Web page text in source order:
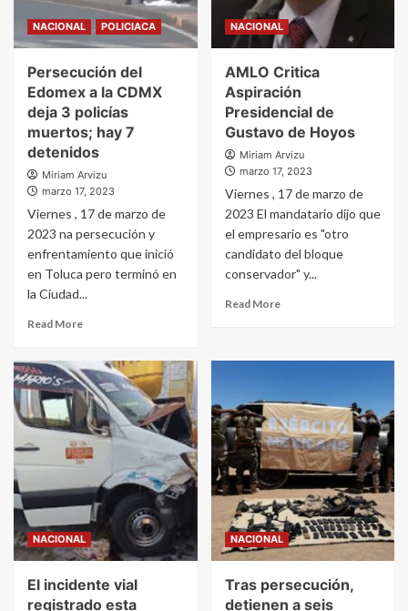
NACIONAL POLICIACA
Persecución del
Edomex a la CDMX
deja 3 policías
muertos; hay 7
detenidos
Miriam Arvizu
marzo 17, 2023
Viernes , 17 de marzo de
2023 na persecución y
enfrentamiento que inició
en Toluca pero terminó en
la Ciudad...
Read More
NACIONAL
AMLO Critica
Aspiración
Presidencial de
Gustavo de Hoyos
Miriam Arvizu
marzo 17, 2023
Viernes , 17 de marzo de
2023 El mandatario dijo que
el empresario es "otro
candidato del bloque
conservador" y...
Read More
NACIONAL
El incidente vial
registrado esta
NACIONAL
Tras persecución,
detienen a seis